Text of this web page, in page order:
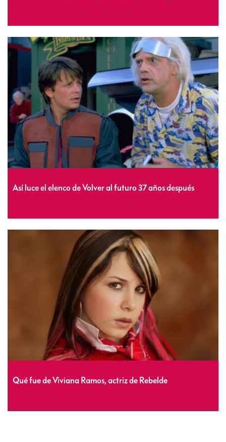
Así luce el elenco de Volver al futuro 37 años después
Qué fue de Viviana Ramos, actriz de Rebelde